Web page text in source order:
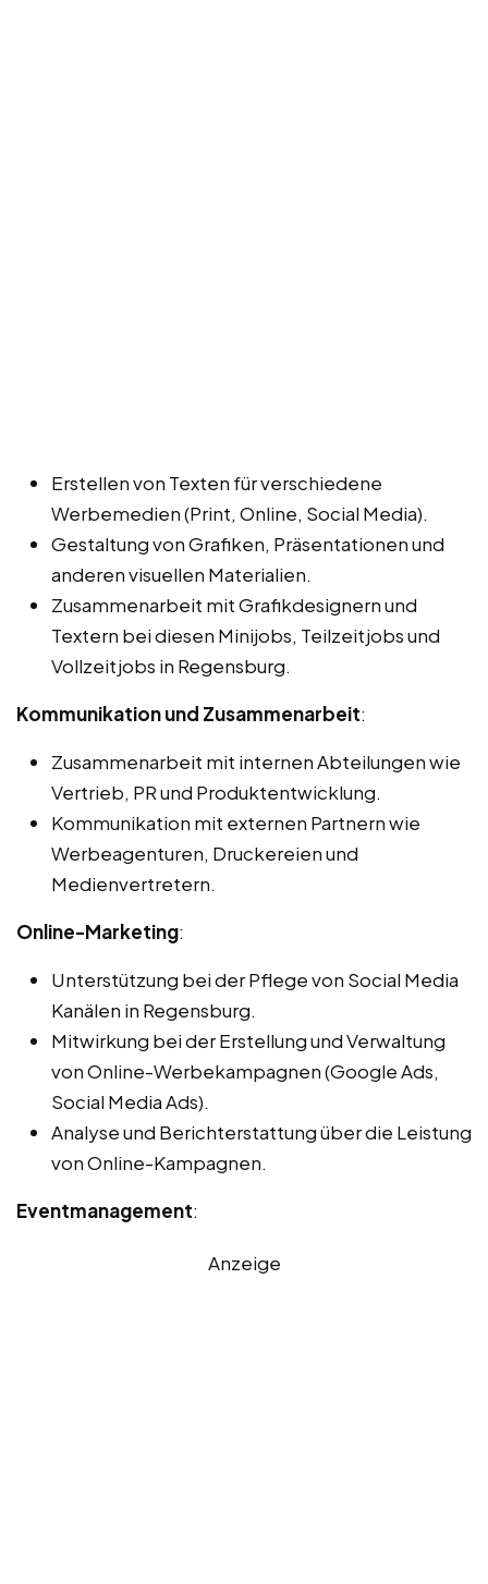
Erstellen von Texten für verschiedene
Werbemedien (Print, Online, Social Media).
Gestaltung von Grafiken, Präsentationen und
anderen visuellen Materialien.
Zusammenarbeit mit Grafikdesignern und
Textern bei diesen Minijobs, Teilzeitjobs und
Vollzeitjobs in Regensburg.
Kommunikation und Zusammenarbeit:
Zusammenarbeit mit internen Abteilungen wie
Vertrieb, PR und Produktentwicklung.
Kommunikation mit externen Partnern wie
Werbeagenturen, Druckereien und
Medienvertretern.
Online-Marketing:
Unterstützung bei der Pflege von Social Media
Kanälen in Regensburg.
Mitwirkung bei der Erstellung und Verwaltung
von Online-Werbekampagnen (Google Ads,
Social Media Ads).
Analyse und Berichterstattung über die Leistung
von Online-Kampagnen.
Eventmanagement:
Anzeige